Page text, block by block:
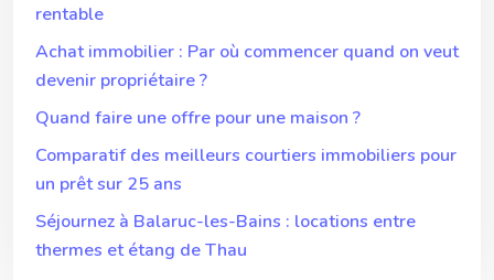
rentable
Achat immobilier : Par où commencer quand on veut
devenir propriétaire ?
Quand faire une offre pour une maison ?
Comparatif des meilleurs courtiers immobiliers pour
un prêt sur 25 ans
Séjournez à Balaruc-les-Bains : locations entre
thermes et étang de Thau